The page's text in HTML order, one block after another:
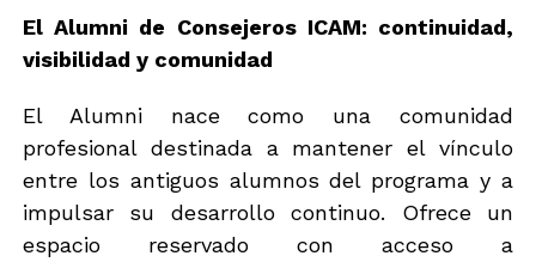
El Alumni de Consejeros ICAM: continuidad,
visibilidad y comunidad
El Alumni nace como una comunidad
profesional destinada a mantener el vínculo
entre los antiguos alumnos del programa y a
impulsar su desarrollo continuo. Ofrece un
espacio reservado con acceso a